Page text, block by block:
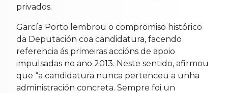
privados.
García Porto lembrou o compromiso histórico
da Deputación coa candidatura, facendo
referencia ás primeiras accións de apoio
impulsadas no ano 2013. Neste sentido, afirmou
que “a candidatura nunca pertenceu a unha
administración concreta. Sempre foi un